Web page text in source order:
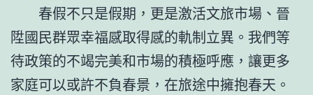
春假不只是假期，更是激活文旅市場、晉
陞國民群眾幸福感取得感的軌制立異。我們等
待政策的不竭完美和市場的積極呼應，讓更多
家庭可以或許不負春景，在旅途中擁抱春天。